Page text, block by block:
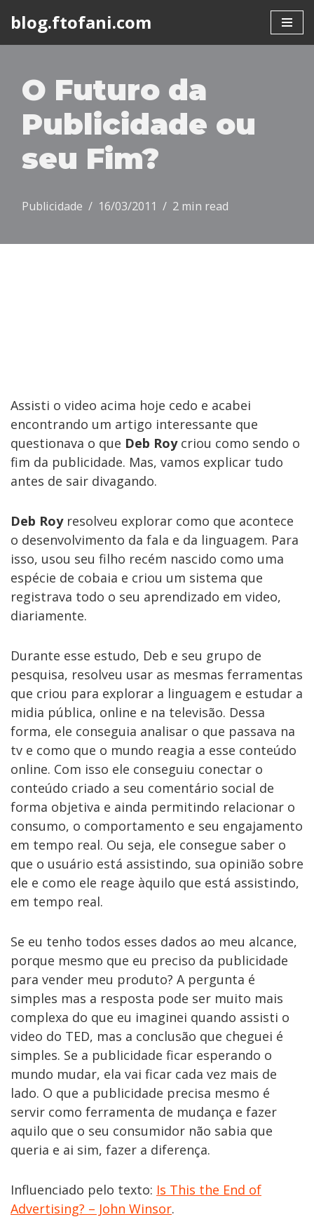
content
blog.ftofani.com
O Futuro da
Publicidade ou
seu Fim?
Publicidade 16/03/2011 2 min read
Assisti o video acima hoje cedo e acabei
encontrando um artigo interessante que
questionava o que Deb Roycriou como sendo o
fim da publicidade. Mas, vamos explicar tudo
antes de sair divagando.
Deb Royresolveu explorar como que acontece
o desenvolvimento da fala e da linguagem. Para
isso, usou seu filho recém nascido como uma
espécie de cobaia e criou um sistema que
registrava todo o seu aprendizado em video,
diariamente.
Durante esse estudo, Deb e seu grupo de
pesquisa, resolveu usar as mesmas ferramentas
que criou para explorar a linguagem e estudar a
midia pública, online e na televisão. Dessa
forma, ele conseguia analisar o que passava na
tv e como que o mundo reagia a esse conteúdo
online. Com isso ele conseguiu conectar o
conteúdo criado a seu comentário social de
forma objetiva e ainda permitindo relacionar o
consumo, o comportamento e seu engajamento
em tempo real. Ou seja, ele consegue saber o
que o usuário está assistindo, sua opinião sobre
ele e como ele reage àquilo que está assistindo,
em tempo real.
Se eu tenho todos esses dados ao meu alcance,
porque mesmo que eu preciso da publicidade
para vender meu produto? A pergunta é
simples mas a resposta pode ser muito mais
complexa do que eu imaginei quando assisti o
video do TED, mas a conclusão que cheguei é
simples. Se a publicidade ficar esperando o
mundo mudar, ela vai ficar cada vez mais de
lado. O que a publicidade precisa mesmo é
servir como ferramenta de mudança e fazer
aquilo que o seu consumidor não sabia que
queria e ai sim, fazer a diferença.
Influenciado pelo texto: Is This the End of
Advertising? – John Winsor.